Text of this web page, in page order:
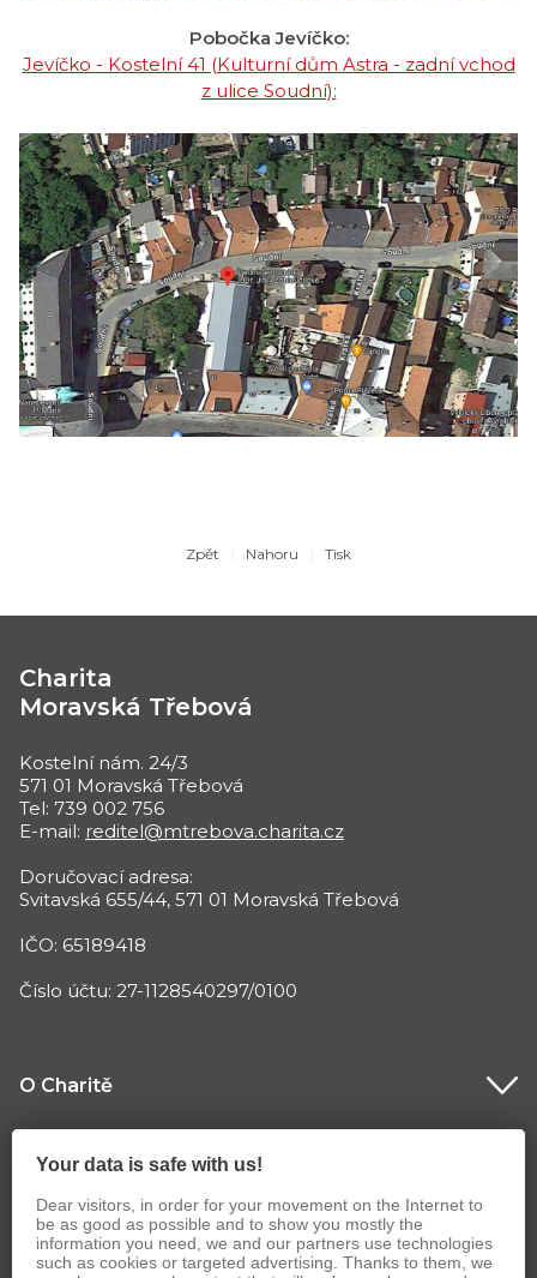
Pobočka Jevíčko:
Jevíčko - Kostelní 41 (Kulturní dům Astra - zadní vchod
z ulice Soudní):
Zpět Nahoru Tisk
Charita
Moravská Třebová
Kostelní nám. 24/3
571 01 Moravská Třebová
Tel: 739 002 756
E-mail: reditel@mtrebova.charita.cz
Doručovací adresa:
Svitavská 655/44, 571 01 Moravská Třebová
IČO: 65189418
Číslo účtu: 27-1128540297/0100
O Charitě
Co děláme
Your data is safe with us!
Dear visitors, in order for your movement on the Internet to
be as good as possible and to show you mostly the
information you need, we and our partners use technologies
such as cookies or targeted advertising. Thanks to them, we